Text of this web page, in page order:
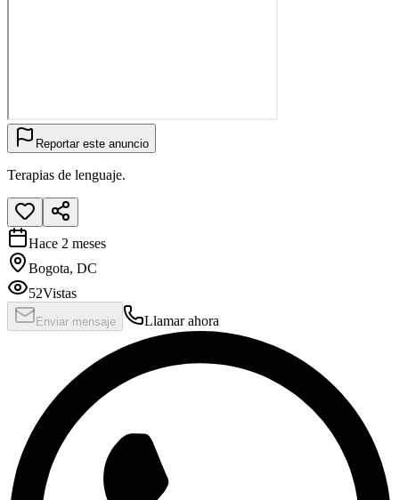
Reportar este anuncio
Terapias de lenguaje.
Hace 2 meses
Bogota, DC
52Vistas
Enviar mensaje Llamar ahora